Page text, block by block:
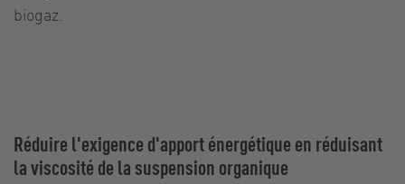
biogaz.
Réduire l'exigence d'apport énergétique en réduisant
la viscosité de la suspension organique